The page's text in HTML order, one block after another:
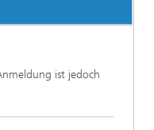
ist jedoch